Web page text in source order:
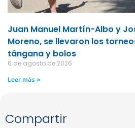
Juan Manuel Martín-Albo y
Moreno, se llevaron los
tángana y bolos
6 de agosto de 2026
Leer más »
Compartir